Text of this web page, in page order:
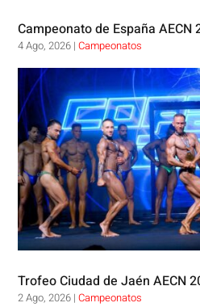
Campeonato de España
4 Ago, 2026 |Campeonatos
Trofeo Ciudad de Jaén AECN
2 Ago, 2026 |Campeonatos